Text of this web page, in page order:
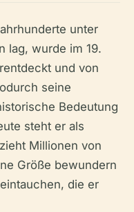
unter
lag, wurde im 19.
und von
seine
Bedeutung
steht er als
Millionen von
Größe bewundern
die er